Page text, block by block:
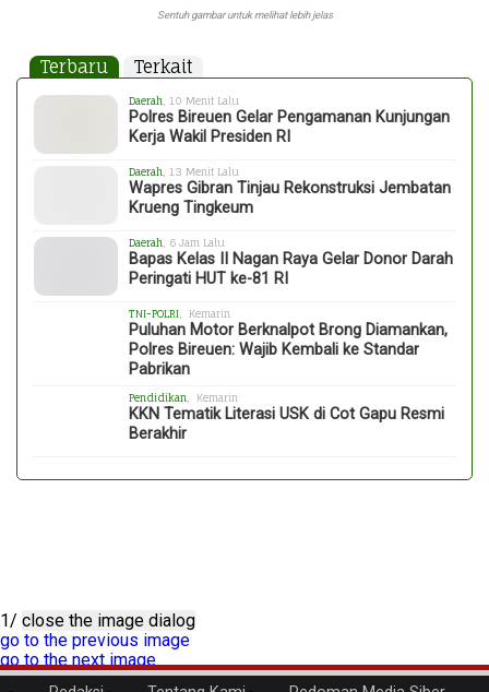
Sentuh gambar untuk melihat lebih jelas
Terbaru Terkait
Daerah , 10 Menit Lalu
Polres Bireuen Gelar Pengamanan Kunjungan
Kerja Wakil Presiden RI
Daerah , 13 Menit Lalu
Wapres Gibran Tinjau Rekonstruksi Jembatan
Krueng Tingkeum
Daerah , 6 Jam Lalu
Bapas Kelas II Nagan Raya Gelar Donor Darah
Peringati HUT ke-81 RI
TNI-POLRI , Kemarin
Puluhan Motor Berknalpot Brong Diamankan,
Polres Bireuen: Wajib Kembali ke Standar
Pabrikan
Pendidikan , Kemarin
KKN Tematik Literasi USK di Cot Gapu Resmi
Berakhir
1/ close the image dialog
go to the previous image
go to the next image
1/ close the image dialog